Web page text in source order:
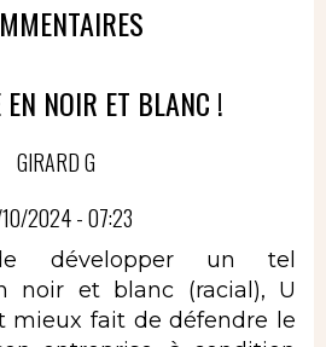
NOIR ET BLANC !
GIRARD G
2024 - 07:23
développer un tel
noir et blanc (racial), U
mieux fait de défendre le